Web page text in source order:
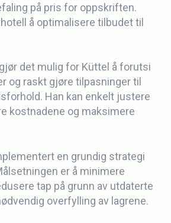
på pris for oppskriften.
å optimalisere tilbudet til
det mulig for Küttel å forutsi
og raskt gjøre tilpasninger til
Han kan enkelt justere
kostnadene og maksimere
en grundig strategi
er å minimere
tap på grunn av utdaterte
overfylling av lagrene.